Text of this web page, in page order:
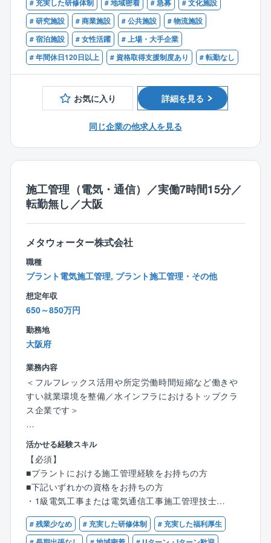
売上拡大に向けた増員募集のため積極採用中です。
【同社について】
同社では「待遇」「仕事のやりがい」どちらも両立で
きる環境です。ワークライフバランスを保てる働き方
を実践しています。
■働きやすさの理由
◎分業制で効率的
一人が何役もこなすオーバーワークを排し、分業制
（営業部、設計部、制作部、制作計画部）を確立して
います。
業務中は、社内の営業担当、設計担当と協力でき、予
算管理はチームごとに行っています。
【入社後について】
これまでの経験やスキルに応じた内容をお任せしま
得意なジャンルで即戦力として活躍しながら、少しず
つ新しい物件を担当し、経験やスキルを伸ばしていけ
ます。
☆四国電力Gの強固な経営基盤がございます
☆過去賞与支給実績7.6か月分と好待遇！
☆年間休日126日
☆資格取得支援制度あり
☆地域限定制度利用可能！
【働き方】
所定労働時間7時間40分、月平均残業30時間程度、年
間休日126日、夜間工事ほぼなしと、ワークライフバラ
ンスを整えつつ、キャリアアップが叶う環境です◎
【尚可】
■1級電気工事施工管理技士の資格保有者
■大型建築物での電気設備（受変電、電灯・動力、通信
等）の施工管理の経験
■大型建築物（1万平方メートル～）での現場代理人経
験がある方
■都市開発、再開発等の大型プロジェクトの経験がある
◎現場代理人としてスキルを磨いていただきながら、
# 充実した研修体制 # 地域密着 # 急募
# 文化施設
# 研究施設
# 商業施設 # 公共施設
# 物流施設
# 宿泊施設
# 女性活躍
# 上場・大手企業
# 年間休日120日以上
# 資格取得支援制度あり # 転勤なし
お気に入り 詳細を見る
同じ企業の他求人を見る
施工管理（電気・通信）／実働7時間15分／
転勤無し／大阪
メタウォーター株式会社
職種
プラント電気施工管理, プラント施工管理・その他
想定年収
650～850万円
勤務地
大阪府
業務内容
＜フルフレックス活用や所定労働時間短縮など働きや
すい就業環境を整備／水インフラにおけるトップクラ
ス企業です＞
＜業務概要＞
◎上下水道プラントにおいてトップクラスの同社に
て、水処理プラント、焼却プラントにおける電気設備
の施工管理業務を担当していただきます。
◎安定的且つ安全な水・環境の創造と保全に貢献する
ことを使命とし、以下のような幅広い業務をお任せし
ます。
活かせる経験スキル
【必須】
■プラントにおける施工管理経験をお持ちの方
■下記いずれかの資格をお持ちの方
・1級電気工事または電気通信工事施工管理技士
・監理技術者(電気工事または電気通信）
# 残業少なめ # 充実した研修体制
# 充実した福利厚生